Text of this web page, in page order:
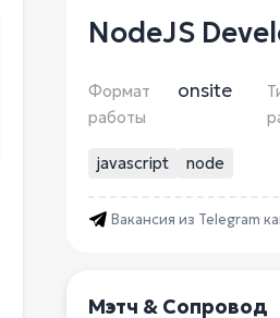
NodeJS
Формат
работы
onsite
javascript node
Вакансия из Telegram
Мэтч & Сопровод